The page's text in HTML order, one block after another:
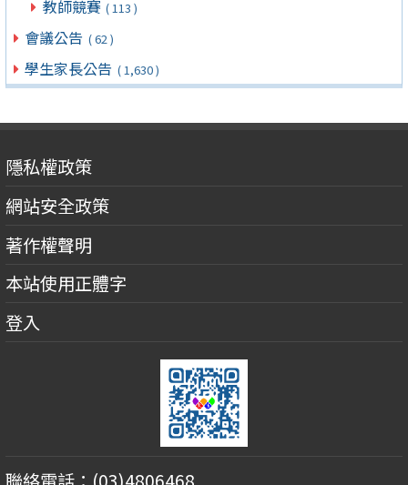
教師競賽 ( 113 )
會議公告 ( 62 )
學生家長公告 ( 1,630 )
隱私權政策
網站安全政策
著作權聲明
本站使用正體字
登入